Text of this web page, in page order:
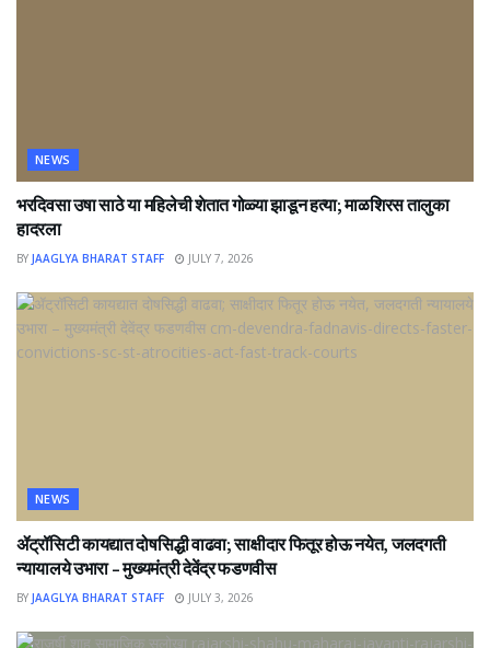
NEWS
भरदिवसा उषा साठे या महिलेची शेतात गोळ्या झाडून हत्या; माळशिरस तालुका
हादरला
BY JAAGLYA BHARAT STAFF JULY 7, 2026
NEWS
ॲट्रॉसिटी कायद्यात दोषसिद्धी वाढवा; साक्षीदार फितूर होऊ नयेत, जलदगती
न्यायालये उभारा – मुख्यमंत्री देवेंद्र फडणवीस
BY JAAGLYA BHARAT STAFF JULY 3, 2026